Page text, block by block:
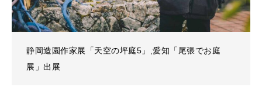
静岡造園作家展「天空の坪庭5」,愛知「尾張でお庭
展」出展